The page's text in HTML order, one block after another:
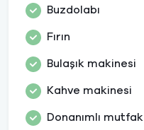
Buzdolabı
Fırın
Bulaşık makinesi
Kahve makinesi
Donanımlı mutfak